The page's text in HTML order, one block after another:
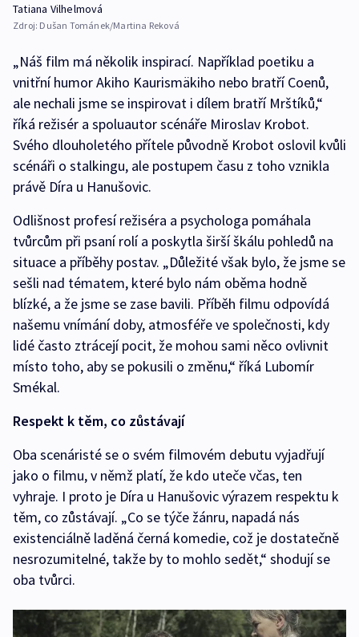
Tatiana Vilhelmová
Zdroj: Dušan Tománek/Martina Reková
„Náš film má několik inspirací. Například poetiku a
vnitřní humor Akiho Kaurismäkiho nebo bratří Coenů,
ale nechali jsme se inspirovat i dílem bratří Mrštíků,“
říká režisér a spoluautor scénáře Miroslav Krobot.
Svého dlouholetého přítele původně Krobot oslovil kvůli
scénáři o stalkingu, ale postupem času z toho vznikla
právě Díra u Hanušovic.
Odlišnost profesí režiséra a psychologa pomáhala
tvůrcům při psaní rolí a poskytla širší škálu pohledů na
situace a příběhy postav. „Důležité však bylo, že jsme se
sešli nad tématem, které bylo nám oběma hodně
blízké, a že jsme se zase bavili. Příběh filmu odpovídá
našemu vnímání doby, atmosféře ve společnosti, kdy
lidé často ztrácejí pocit, že mohou sami něco ovlivnit
místo toho, aby se pokusili o změnu,“ říká Lubomír
Smékal.
Respekt k těm, co zůstávají
Oba scenáristé se o svém filmovém debutu vyjadřují
jako o filmu, v němž platí, že kdo uteče včas, ten
vyhraje. I proto je Díra u Hanušovic výrazem respektu k
těm, co zůstávají. „Co se týče žánru, napadá nás
existenciálně laděná černá komedie, což je dostatečně
nesrozumitelné, takže by to mohlo sedět,“ shodují se
oba tvůrci.